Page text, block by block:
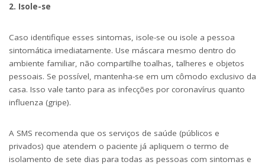
2. Isole-se
Caso identifique esses sintomas, isole-se ou isole a pessoa
sintomática imediatamente. Use máscara mesmo dentro do
ambiente familiar, não compartilhe toalhas, talheres e objetos
pessoais. Se possível, mantenha-se em um cômodo exclusivo da
casa. Isso vale tanto para as infecções por coronavírus quanto
influenza (gripe).
A SMS recomenda que os serviços de saúde (públicos e
privados) que atendem o paciente já apliquem o termo de
isolamento de sete dias para todas as pessoas com sintomas e